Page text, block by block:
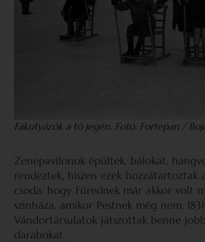
Fakutyázók a tó jegén. Fotó: Fortepan /
Zenepavilonok épültek, bálokat,
rendeztek, hiszen ezek hozzátartoztak
csoda, hogy Fürednek már akkor volt
színháza, amikor Pestnek még nem,
Vándortársulatok játszottak benne
darabokat.